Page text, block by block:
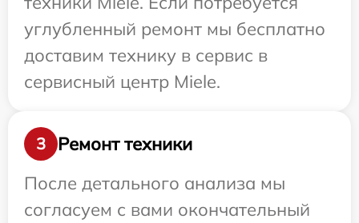
углубленный ремонт мы бесплатно
доставим технику в сервис в
сервисный центр Miele.
3
Ремонт техники
После детального анализа мы
согласуем с вами окончательный